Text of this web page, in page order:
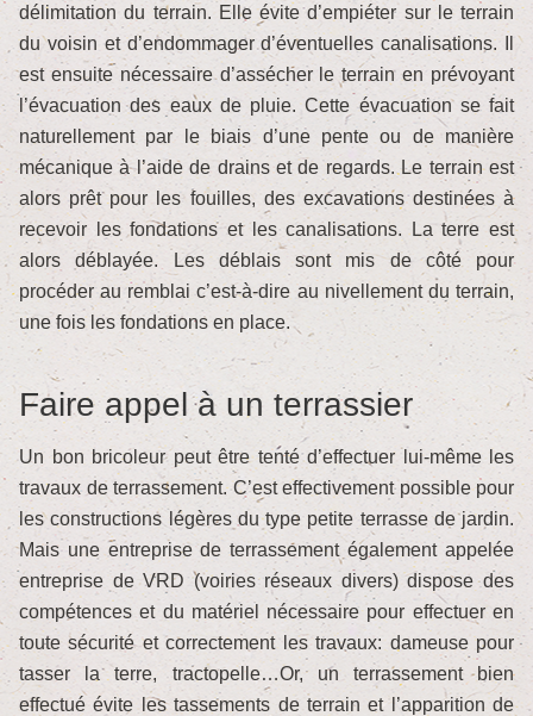
délimitation du terrain. Elle évite d’empiéter sur le terrain
du voisin et d’endommager d’éventuelles canalisations. Il
est ensuite nécessaire d’assécher le terrain en prévoyant
l’évacuation des eaux de pluie. Cette évacuation se fait
naturellement par le biais d’une pente ou de manière
mécanique à l’aide de drains et de regards. Le terrain est
alors prêt pour les fouilles, des excavations destinées à
recevoir les fondations et les canalisations. La terre est
alors déblayée. Les déblais sont mis de côté pour
procéder au remblai c’est-à-dire au nivellement du terrain,
une fois les fondations en place.
Faire appel à un terrassier
Un bon bricoleur peut être tenté d’effectuer lui-même les
travaux de terrassement. C’est effectivement possible pour
les constructions légères du type petite terrasse de jardin.
Mais une entreprise de terrassement également appelée
entreprise de VRD (voiries réseaux divers) dispose des
compétences et du matériel nécessaire pour effectuer en
toute sécurité et correctement les travaux: dameuse pour
tasser la terre, tractopelle…Or, un terrassement bien
effectué évite les tassements de terrain et l’apparition de